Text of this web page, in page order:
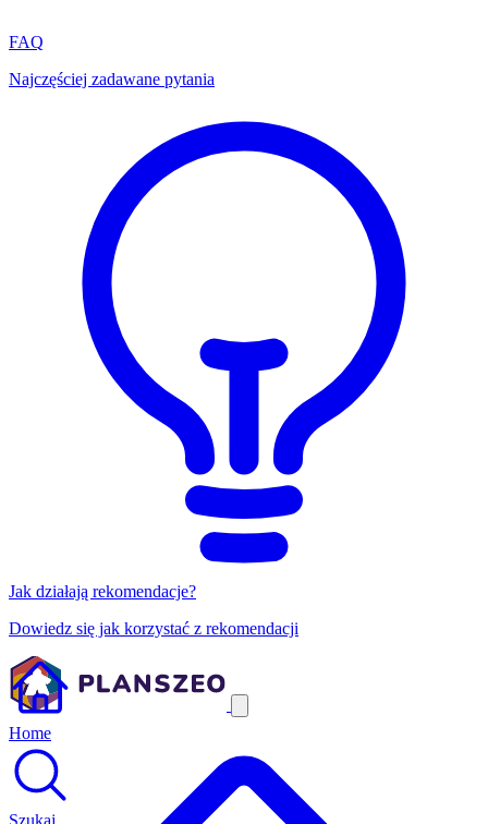
FAQ
Najczęściej zadawane pytania
Jak działają rekomendacje?
Dowiedz się jak korzystać z rekomendacji
Home
Szukaj